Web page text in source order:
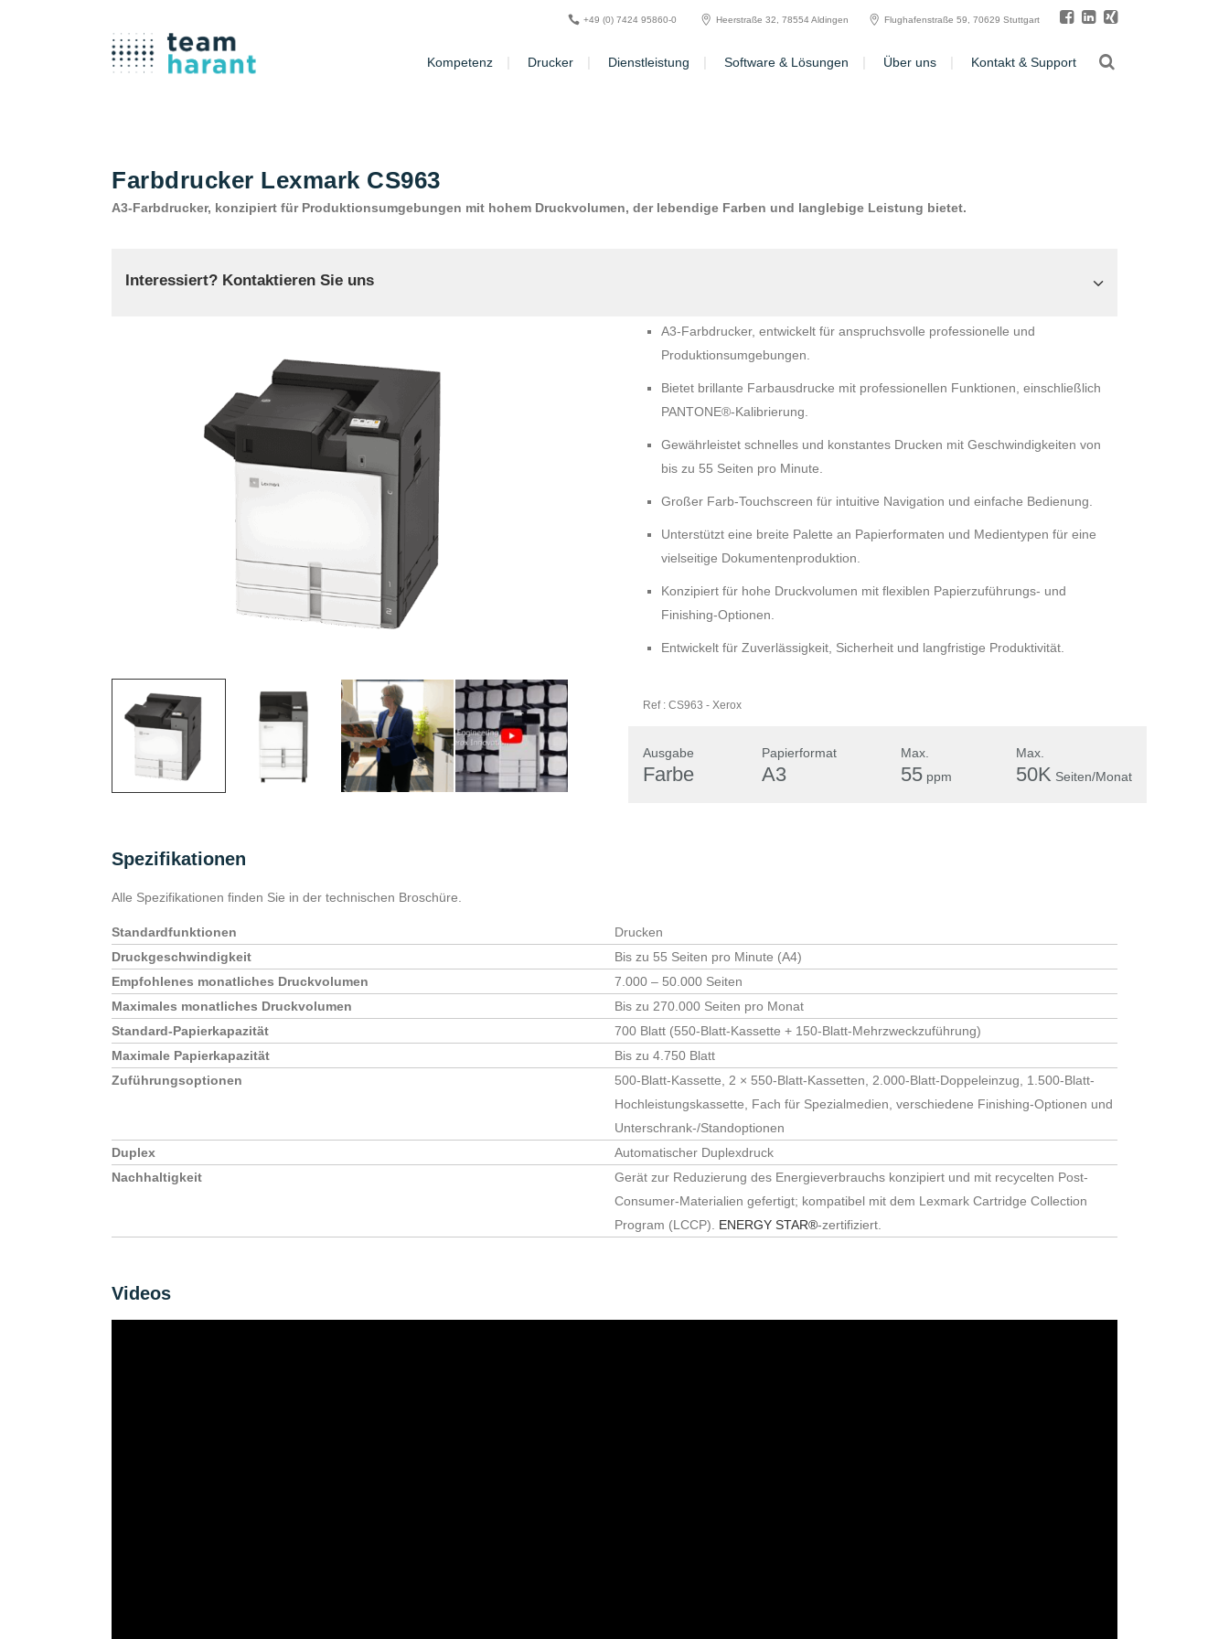
+49 (0) 7424 95860-0 Heerstraße 32, 78554 Aldingen Flughafenstraße 59, 70629 Stuttgart
Kompetenz Drucker Dienstleistung Software & Lösungen Über uns Kontakt & Support
Farbdrucker Lexmark CS963
A3-Farbdrucker, konzipiert für Produktionsumgebungen mit hohem Druckvolumen, der lebendige Farben und langlebige Leistung bietet.
Interessiert? Kontaktieren Sie uns
Postleitzahl:
Frau Herr
* =Pflichtfelder
Bitte
lasse
dieses
Feld
Bitte
lasse
dieses
Ja, ich habe die Datenschutzerklärung zur Kenntnis genommen und bin damit einverstanden, dass die von mir angegebenen Daten elektronisch erhoben und
gespeichert werden. Meine Daten werden dabei nur streng zweckgebunden zur Bearbeitung und Beantwortung meiner Anfrage benutzt. Mit dem Absenden des
Formulars erkläre ich mich mit der Verarbeitung einverstanden.
Datenschutzerklärung anzeigen
A3-Farbdrucker, entwickelt für anspruchsvolle professionelle und
Produktionsumgebungen.
Bietet brillante Farbausdrucke mit professionellen Funktionen, einschließlich
PANTONE®-Kalibrierung.
Gewährleistet schnelles und konstantes Drucken mit Geschwindigkeiten von
bis zu 55 Seiten pro Minute.
Großer Farb-Touchscreen für intuitive Navigation und einfache Bedienung.
Unterstützt eine breite Palette an Papierformaten und Medientypen für eine
vielseitige Dokumentenproduktion.
Konzipiert für hohe Druckvolumen mit flexiblen Papierzuführungs- und
Finishing-Optionen.
Entwickelt für Zuverlässigkeit, Sicherheit und langfristige Produktivität.
Ref : CS963 - Xerox
Ausgabe
Farbe
Papierformat
A3
Max.
55 ppm
Max.
50K Seiten/Monat
Spezifikationen
Alle Spezifikationen finden Sie in der technischen Broschüre.
Standardfunktionen
Drucken
Druckgeschwindigkeit
Bis zu 55 Seiten pro Minute (A4)
Empfohlenes monatliches Druckvolumen
7.000 – 50.000 Seiten
Maximales monatliches Druckvolumen
Bis zu 270.000 Seiten pro Monat
Standard-Papierkapazität
700 Blatt (550-Blatt-Kassette + 150-Blatt-Mehrzweckzuführung)
Maximale Papierkapazität
Bis zu 4.750 Blatt
Zuführungsoptionen
500-Blatt-Kassette, 2 × 550-Blatt-Kassetten, 2.000-Blatt-Doppeleinzug, 1.500-Blatt-
Hochleistungskassette, Fach für Spezialmedien, verschiedene Finishing-Optionen und
Unterschrank-/Standoptionen
Duplex
Automatischer Duplexdruck
Nachhaltigkeit
Gerät zur Reduzierung des Energieverbrauchs konzipiert und mit recycelten Post-
Consumer-Materialien gefertigt; kompatibel mit dem Lexmark Cartridge Collection
Program (LCCP). ENERGY STAR®-zertifiziert.
Videos